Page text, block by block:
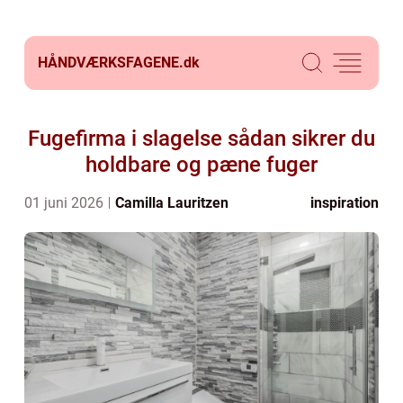
HÅNDVÆRKSFAGENE.dk
Fugefirma i slagelse sådan sikrer du
holdbare og pæne fuger
01 juni 2026 Camilla Lauritzen inspiration